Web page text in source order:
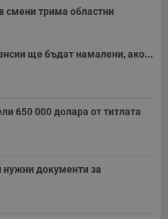
трима областни
ще бъдат намалени, ако...
650 000 долара от титлата
документи за